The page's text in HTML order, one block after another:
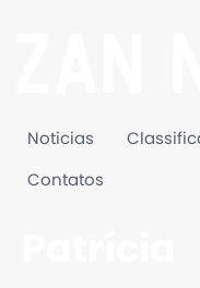
Noticias
Contatos